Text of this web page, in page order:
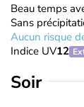
Beau temps
Sans
Aucun risque
Indice UV12
Soir